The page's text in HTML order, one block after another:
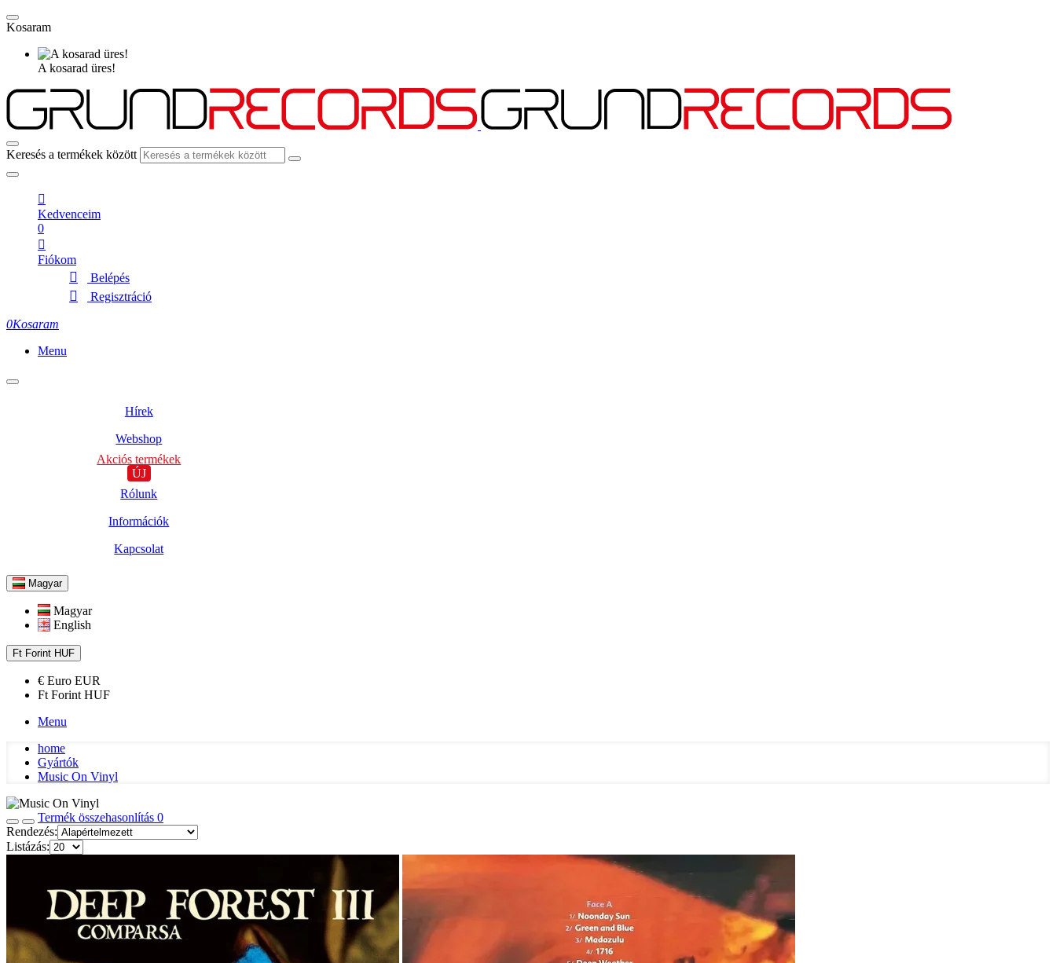
Kosaram
A kosarad üres!
Keresés a termékek között
Kedvenceim
0
Fiókom
Belépés
Regisztráció
0Kosaram
Menu
Hírek
Webshop
Akciós termékek
ÚJ
Rólunk
Információk
Kapcsolat
Magyar
Magyar
English
Ft Forint HUF
€ Euro EUR
Ft Forint HUF
Menu
home
Gyártók
Music On Vinyl
Termék összehasonlítás 0
Rendezés:
Listázás: